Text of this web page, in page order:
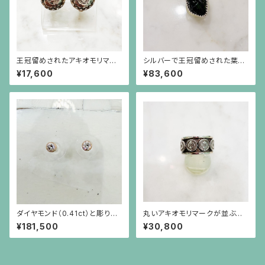
王冠留めされたアキオモリマー
クの刻印のイヤリング（大）
¥17,600
シルバーで王冠留めされた葉模
様の彫りのトルマリン（17.45c
t）のリング
¥83,600
ダイヤモンド（0.41ct）と彫りを
施した18金枠のピアス
¥181,500
丸いアキオモリマークが並ぶシ
ルバーリング
¥30,800